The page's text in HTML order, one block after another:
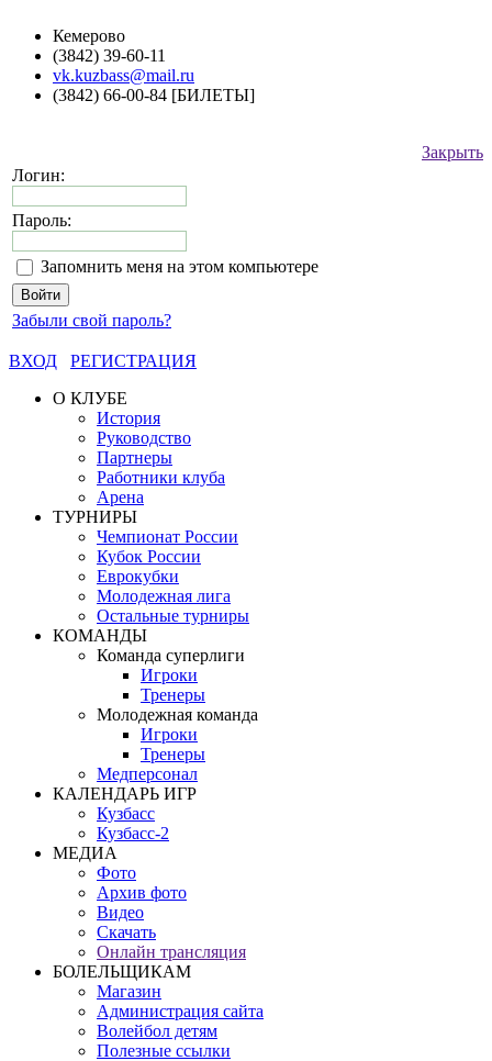
Кемерово
(3842) 39-60-11
vk.kuzbass@mail.ru
(3842) 66-00-84 [БИЛЕТЫ]
Закрыть
Логин:
Пароль:
Запомнить меня на этом компьютере
Забыли свой пароль?
ВХОД
РЕГИСТРАЦИЯ
О КЛУБЕ
История
Руководство
Партнеры
Работники клуба
Арена
ТУРНИРЫ
Чемпионат России
Кубок России
Еврокубки
Молодежная лига
Остальные турниры
КОМАНДЫ
Команда суперлиги
Игроки
Тренеры
Молодежная команда
Игроки
Тренеры
Медперсонал
КАЛЕНДАРЬ ИГР
Кузбасс
Кузбасс-2
МЕДИА
Фото
Архив фото
Видео
Скачать
Онлайн трансляция
БОЛЕЛЬЩИКАМ
Магазин
Администрация сайта
Волейбол детям
Полезные ссылки